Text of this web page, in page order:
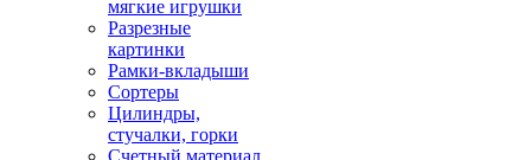
мягкие игрушки
Разрезные
картинки
Рамки-вкладыши
Сортеры
Цилиндры,
стучалки, горки
Счетный материал